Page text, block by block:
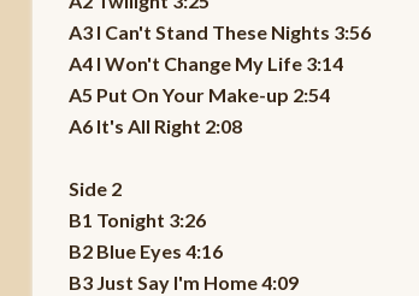
A3 I Can't Stand These Nights 3:56
A4 I Won't Change My Life 3:14
A5 Put On Your Make-up 2:54
A6 It's All Right 2:08
Side 2
B1 Tonight 3:26
B2 Blue Eyes 4:16
B3 Just Say I'm Home 4:09